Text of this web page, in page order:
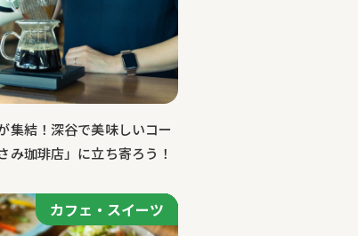
集結！深谷で美味しいコー
み珈琲店」に立ち寄ろう！
カフェ・スイーツ
カフェ・スイーツ